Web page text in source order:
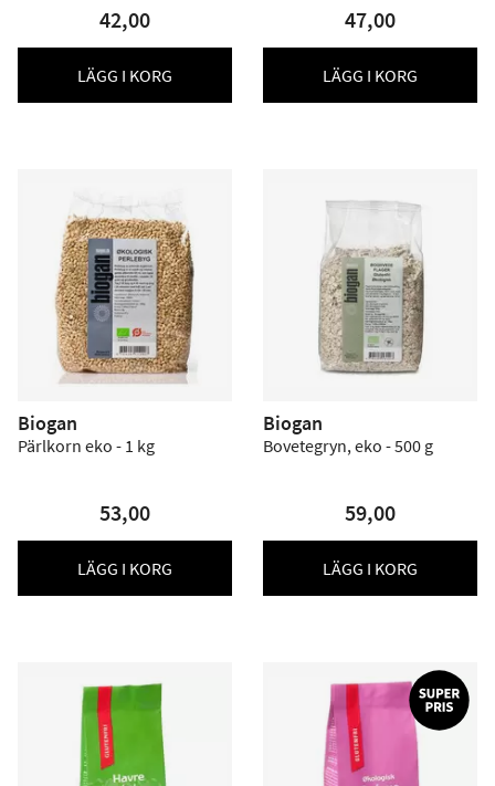
42,00
LÄGG I KORG
47,00
LÄGG I KORG
Biogan
Pärlkorn eko - 1 kg
53,00
LÄGG I KORG
Biogan
Bovetegryn, eko - 500 g
59,00
LÄGG I KORG